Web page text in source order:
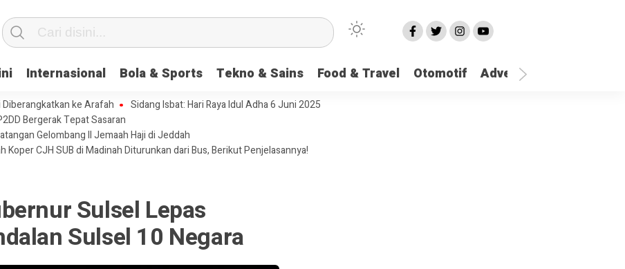
Internasional Bola & Sports Tekno & Sains Food & Travel Otomotif Advetorial
ke Arafah
Sidang Isbat: Hari Raya Idul Adha 6 Juni 2025
Bergerak Tepat Sasaran
Gelombang II Jemaah Haji di Jeddah
Koper CJH SUB di Madinah Diturunkan dari Bus, Berikut Penjelasannya!
Sulsel Lepas
Sulsel 10 Negara